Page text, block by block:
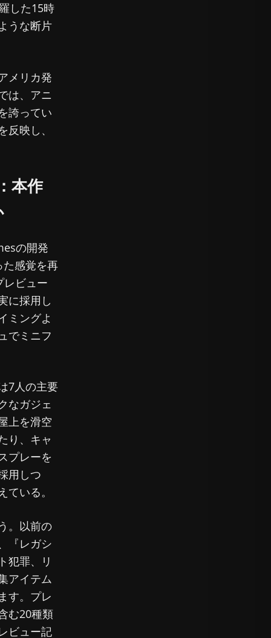
した15時
うな断片
メリカ発
は、アニ
誇ってい
映し、
本作
の開発
た感覚を再
レビュー
に採用し
ミングよ
でミニフ
7人の主要
なガジェ
上を滑空
り、キャ
プレーを
用しつ
いる。
。以前の
『レガシ
犯罪、リ
アイテム
す。プレ
む20種類
ビュー記